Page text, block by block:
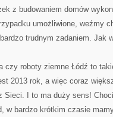
z budowaniem domów
umożliwione, weźmy
trudnym zadaniem. Jak
czy roboty ziemne Łódź to
2013 rok, a więc coraz
Sieci. I to ma duży sens!
w bardzo krótkim czasie